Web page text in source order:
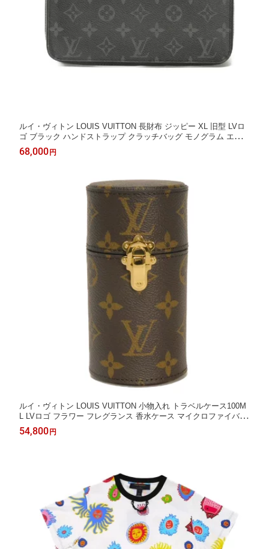
ルイ・ヴィトン LOUIS VUITTON 長財布 ジッピー XL 旧型 LVロ
ゴ ブラック ハンドストラップ クラッチバッグ モノグラム エクリ
プス ノワール M61698 メンズ 長サイフ サイフ お札入れ エレガ
ント 高級 上品 大人 ブランド【中古】
68,000円
ルイ・ヴィトン LOUIS VUITTON 小物入れ トラベルケース100M
L LVロゴ フラワー フレグランス 香水ケース マイクロファイバー
RFID IC モノグラム LS0986 メンズ レディース エレガント 高級
上品 大人 ブランド【中古】
54,800円